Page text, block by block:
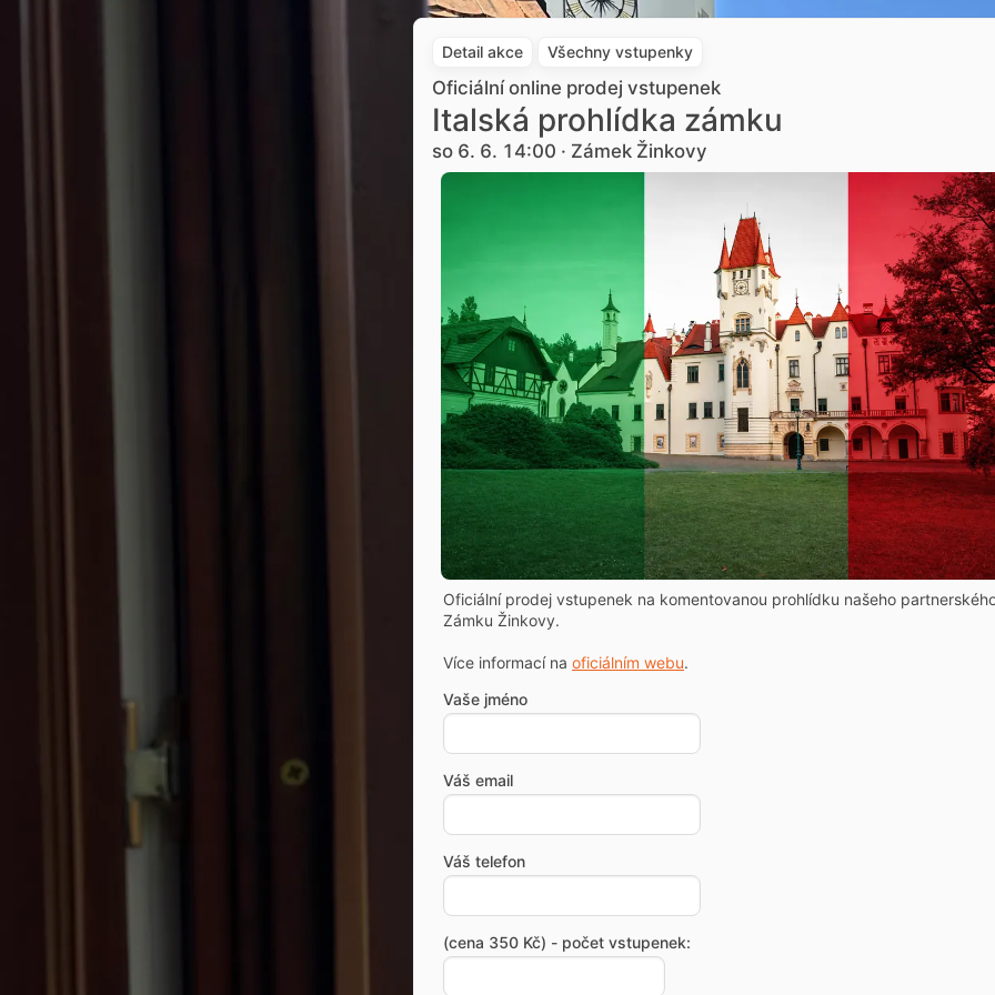
Detail akce Všechny vstupenky
Oficiální online prodej vstupenek
Italská prohlídka zámku
so 6. 6. 14:00 · Zámek Žinkovy
Oficiální prodej vstupenek na komentovanou prohlídku našeho
Zámku Žinkovy.
Více informací na oficiálním webu.
Vaše jméno
Váš email
Váš telefon
(cena 350 Kč) - počet vstupenek: